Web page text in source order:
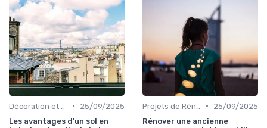
•
25/09/2025
Les avantages d'un sol en
•
25/09/2025
Rénover une ancienne